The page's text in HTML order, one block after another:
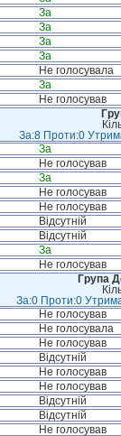
За
За
За
За
Не голосувала
За
Не голосував
За:8 Проти:0
За
Не голосував
За
Не голосував
Не голосував
Відсутній
Відсутній
За
Не голосував
Група
За:0 Проти:0
Не голосував
Не голосувала
Не голосував
Відсутній
Не голосував
Не голосував
Відсутній
Відсутній
Не голосував